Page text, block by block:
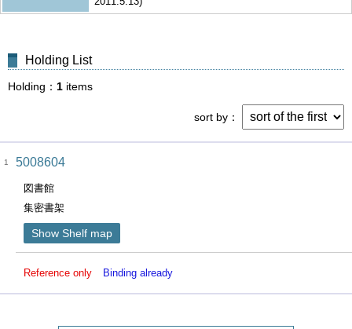
Holding List
Holding 1 items
sort by
1 5008604
図書館
集密書架
Show Shelf map
Reference only Binding already